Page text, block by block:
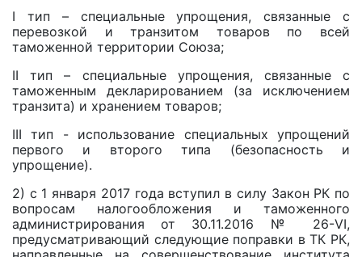
I тип – специальные упрощения, связанные с
перевозкой и транзитом товаров по всей
таможенной территории Союза;
II тип – специальные упрощения, связанные с
таможенным декларированием (за исключением
транзита) и хранением товаров;
III тип - использование специальных упрощений
первого и второго типа (безопасность и
упрощение).
2) с 1 января 2017 года вступил в силу Закон РК по
вопросам налогообложения и таможенного
администрирования от 30.11.2016 № 26-VI,
предусматривающий следующие поправки в ТК РК,